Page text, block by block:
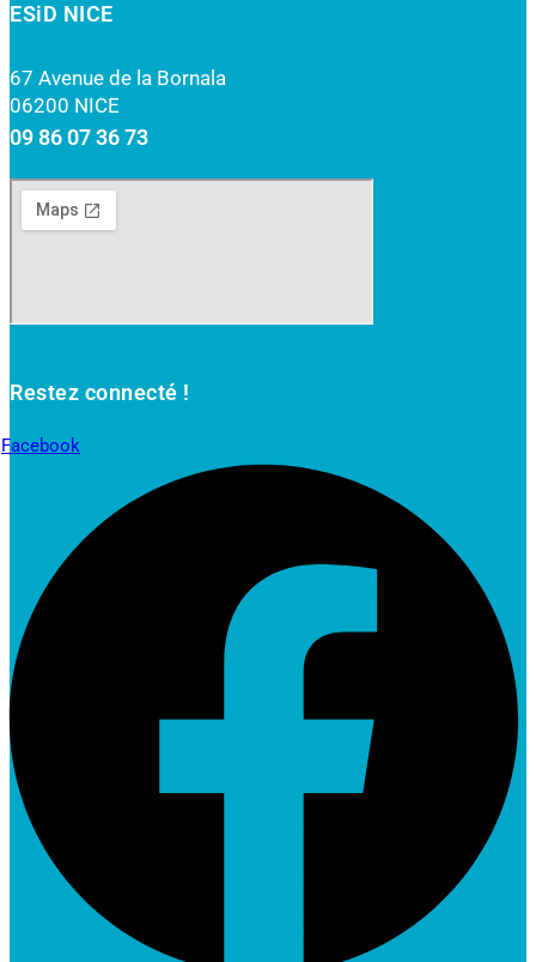
ESiD NICE
67 Avenue de la Bornala
06200 NICE
09 86 07 36 73
Restez connecté !
Facebook